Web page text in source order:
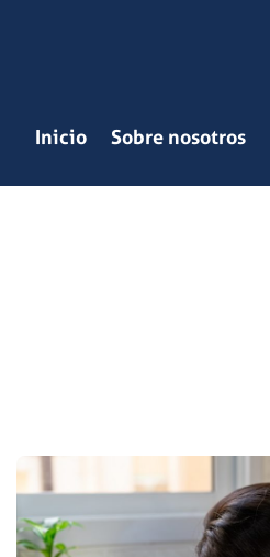
Inicio Sobre nosotros